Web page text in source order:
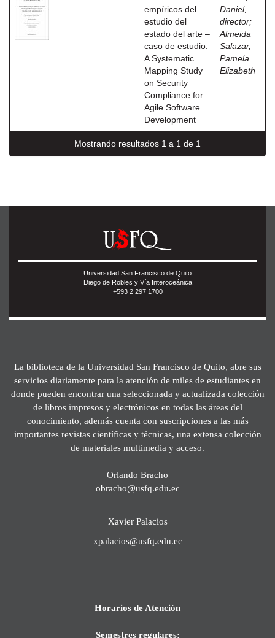
empíricos del
estudio del
estado del arte –
caso de estudio:
A Systematic
Mapping Study
on Security
Compliance for
Agile Software
Development
Daniel,
director;
Almeida
Salazar,
Pamela
Elizabeth
Mostrando resultados 1 a 1 de 1
Universidad San Francisco de Quito
Diego de Robles y Vía Interoceánica
+593 2 297 1700
La biblioteca de la Universidad San Francisco de Quito, abre sus
servicios diariamente para la atención de miles de estudiantes en
donde pueden encontrar una seleccionada y actualizada colección
de libros impresos y electrónicos en todas las áreas del
conocimiento, además cuenta con suscripciones a las más
importantes revistas científicas y técnicas, una extensa colección
de materiales multimedia y acceso.
Orlando Bracho
obracho@usfq.edu.ec
Xavier Palacios
xpalacios@usfq.edu.ec
Horarios de Atención
Semestres regulares: